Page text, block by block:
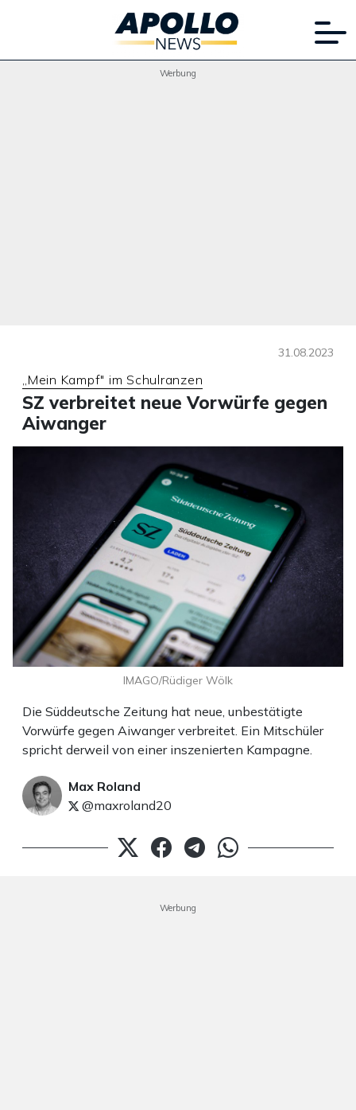
Werbung
31.08.2023
„Mein Kampf" im Schulranzen
SZ verbreitet neue Vorwürfe gegen
Aiwanger
Die Süddeutsche Zeitung hat neue, unbestätigte
Vorwürfe gegen Aiwanger verbreitet. Ein Mitschüler
spricht derweil von einer inszenierten Kampagne.
Max Roland
@maxroland20
IMAGO/Rüdiger Wölk
Werbung